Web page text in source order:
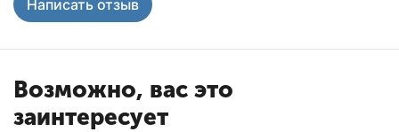
Написать отзыв
Возможно, вас это
заинтересует